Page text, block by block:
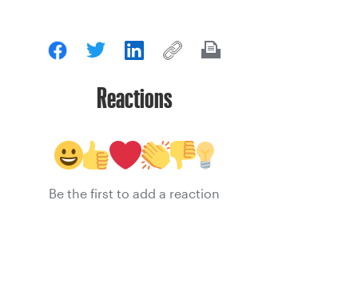
Reactions
Be the first to add a reaction